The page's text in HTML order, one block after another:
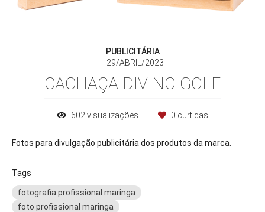
PUBLICITÁRIA
29/ABRIL/2023
CACHAÇA DIVINO GOLE
602 visualizações 0 curtidas
Fotos para divulgação publicitária dos produtos da marca.
Tags
fotografia profissional maringa
foto profissional maringa